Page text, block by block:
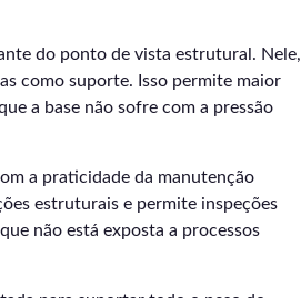
do ponto de vista estrutural. Nele,
como suporte. Isso permite maior
a base não sofre com a pressão
a praticidade da manutenção
estruturais e permite inspeções
não está exposta a processos